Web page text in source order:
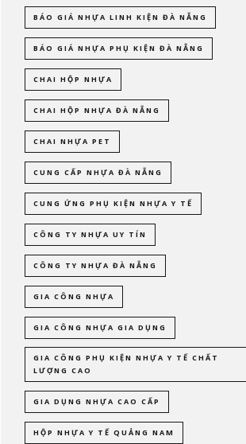
BÁO GIÁ NHỰA LINH KIỆN ĐÀ NẴNG
BÁO GIÁ NHỰA PHỤ KIỆN ĐÀ NẴNG
CHAI HỘP NHỰA
CHAI HỘP NHỰA ĐÀ NẴNG
CHAI NHỰA PET
CUNG CẤP NHỰA ĐÀ NẴNG
CUNG ỨNG PHỤ KIỆN NHỰA Y TẾ
CÔNG TY NHỰA UY TÍN
CÔNG TY NHỰA ĐÀ NẴNG
GIA CÔNG NHỰA
GIA CÔNG NHỰA GIA DỤNG
GIA CÔNG PHỤ KIỆN NHỰA Y TẾ CHẤT
LƯỢNG CAO
GIA DỤNG NHỰA CAO CẤP
HỘP NHỰA Y TẾ QUẢNG NAM